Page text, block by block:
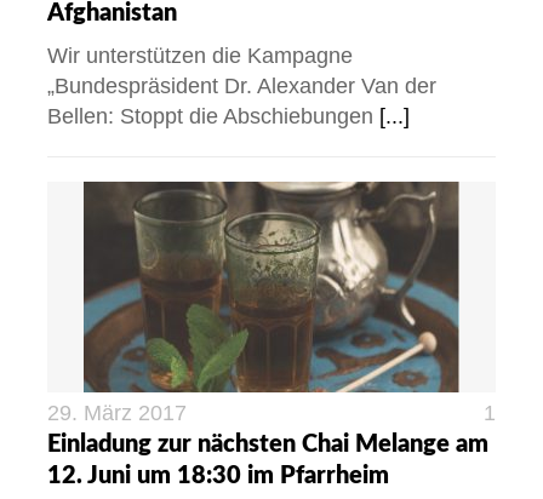
Afghanistan
Wir unterstützen die Kampagne
„Bundespräsident Dr. Alexander Van der
Bellen: Stoppt die Abschiebungen [...]
29. März 2017
1
Einladung zur nächsten Chai Melange am
12. Juni um 18:30 im Pfarrheim